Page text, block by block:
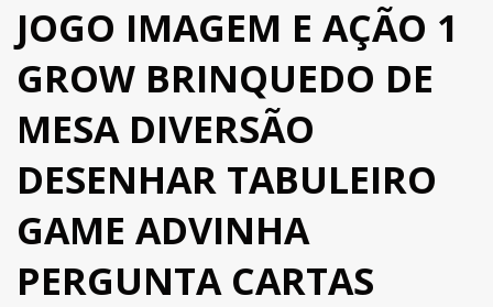
JOGO IMAGEM E AÇÃO 1
GROW BRINQUEDO DE
MESA DIVERSÃO
DESENHAR TABULEIRO
GAME ADVINHA
PERGUNTA CARTAS